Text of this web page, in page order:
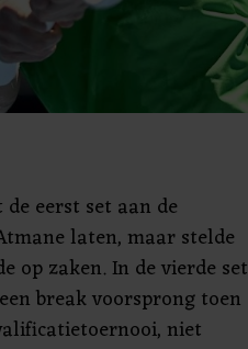
de eerst set aan de
laten, maar stelde
op zaken. In de vierde set
break voorsprong toen
niet